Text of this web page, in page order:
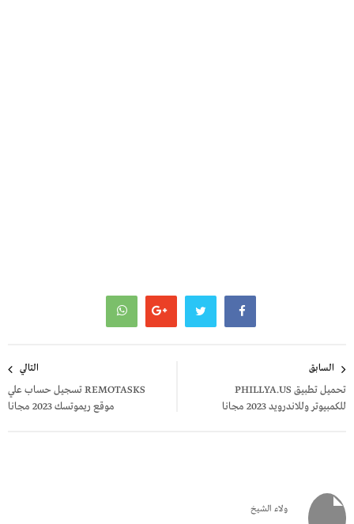
المقالات
السابق
تحميل تطبيق PHILLYA.US
للكمبيوتر وللاندرويد 2023 مجانا
التالي
REMOTASKS تسجيل حساب علي
موقع ريموتسك 2023 مجانا
ولاء الشيخ